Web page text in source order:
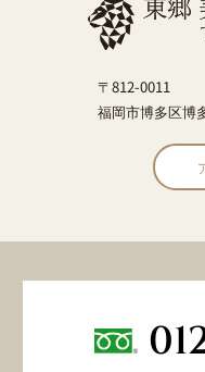
〒812-0011
福岡市博多区博